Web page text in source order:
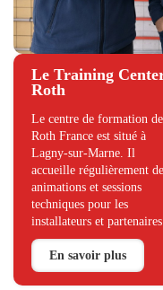
Le Training
Roth
Le centre de formation de
Roth France est situé à
Lagny-sur-Marne. Il
accueille régulièrement
animations et sessions
techniques pour les
installateurs et partenaires.
En savoir plus